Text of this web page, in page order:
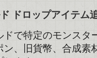
ドロップアイテム
で特定のモンスタ
、旧貨幣、合成素